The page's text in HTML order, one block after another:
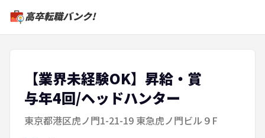
高卒転職バンク!
【業界未経験OK】昇給・賞
与年4回/ヘッドハンター
東京都港区虎ノ門1-21-19 東急虎ノ門ビル９F